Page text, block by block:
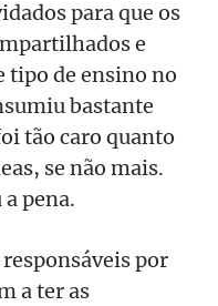
para que os
e
tipo de ensino no
bastante
tão caro quanto
se não mais.
pena.
por
a ter as